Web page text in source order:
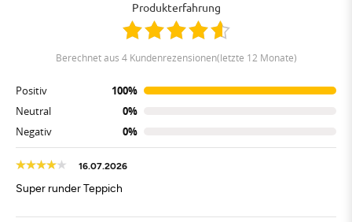
Produkterfahrung
berechnet aus 4 Kundenrezensionen(letzte 12 Monate)
Positiv
100%
Neutral
0%
Negativ
0%
16.07.2026
Super runder Teppich